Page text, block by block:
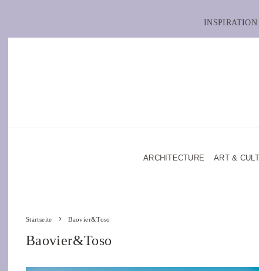
ARCHITECTURE ART &
Startseite Baovier&Toso
Baovier&Toso